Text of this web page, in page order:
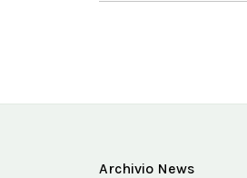
Archivio News